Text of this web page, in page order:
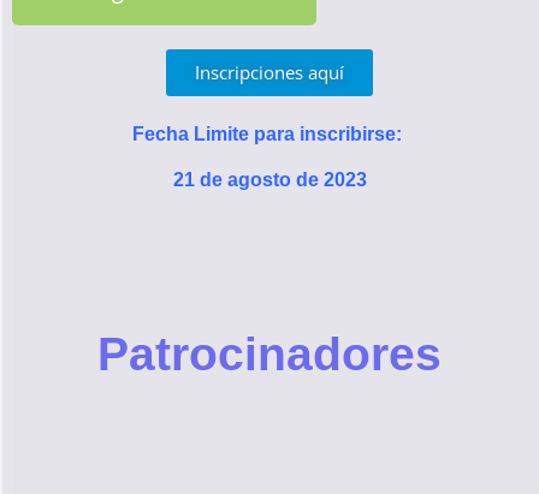
Inscripciones aquí
Fecha Limite para inscribirse:
21 de agosto de 2023
Patrocinadores